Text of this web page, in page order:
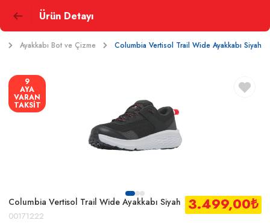
Ürün Detayı
Ayakkabı Bot ve Çizme Columbia Vertisol Trail Wide Ayakkabı Siyah
9
AYA
VARAN
TAKSİT
Columbia Vertisol Trail Wide Ayakkabı Siyah
00171222
3.499,00₺